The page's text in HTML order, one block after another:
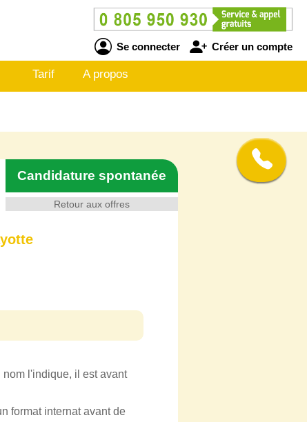
Se connecter Créer un compte
Tarif A propos
Retour aux offres
Candidature spontanée
l'indique, il est avant
format internat avant de